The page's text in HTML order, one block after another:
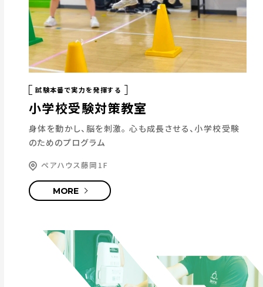
試験本番で実力を発揮する
小学校受験対策教室
身体を動かし、脳を刺激。 心も成長させる、小学校受験
のためのプログラム
ペアハウス藤岡1F
MORE